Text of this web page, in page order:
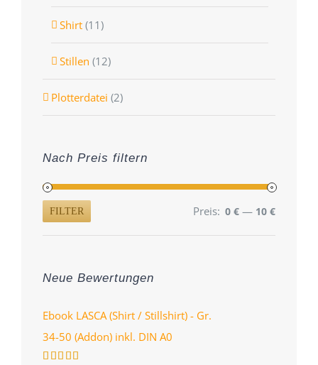
Shirt (11)
Stillen (12)
Plotterdatei (2)
Nach Preis filtern
Min.
Max.
FILTER Preis: 0 € — 10 €
Neue Bewertungen
Ebook LASCA (Shirt / Stillshirt) - Gr.
34-50 (Addon) inkl. DIN A0